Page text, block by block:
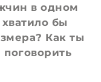
в одном
бы
Как ты